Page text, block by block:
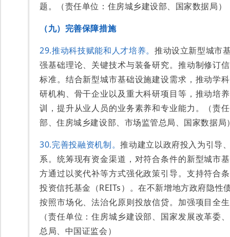
题。（责任单位：住房城乡建设部、国家数据局）
（九）完善保障措施
29.推动科技赋能和人才培养。 推动设立新型城市
强基础理论、关键技术与装备研究。推动制修订
标准。结合新型城市基础设施建设需求，推动学
研机构、骨干企业以及重大科研项目等，推动培
训，提升从业人员的业务素养和专业能力。（责
部、住房城乡建设部、市场监管总局、国家数据局
30.完善投融资机制。推动建立以政府投入为引导
系。统筹现有资金渠道，对符合条件的新型城市
方通过以奖代补等方式强化政策引导。支持符合
投资信托基金（REITs）。在不新增地方政府隐性
按照市场化、法治化原则投放信贷。加强项目全
（责任单位：住房城乡建设部、国家发展改革委
总局、中国证监会）